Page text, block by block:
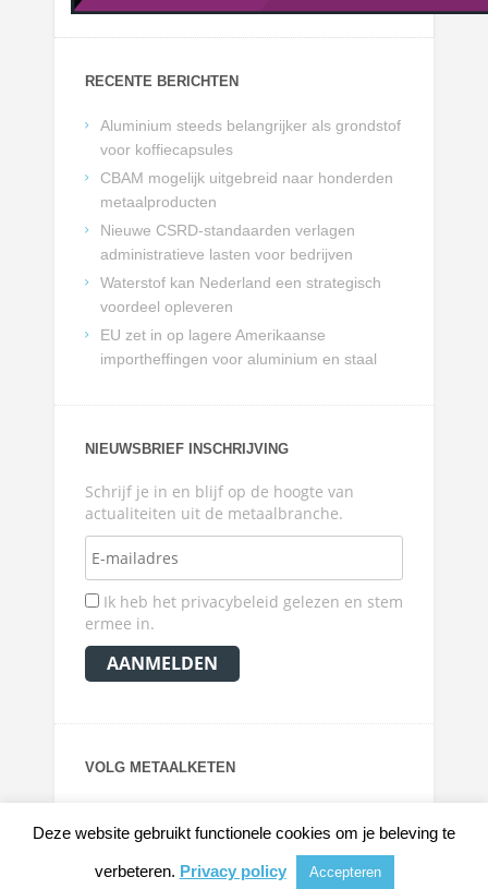
RECENTE BERICHTEN
Aluminium steeds belangrijker als grondstof
voor koffiecapsules
CBAM mogelijk uitgebreid naar honderden
metaalproducten
Nieuwe CSRD-standaarden verlagen
administratieve lasten voor bedrijven
Waterstof kan Nederland een strategisch
voordeel opleveren
EU zet in op lagere Amerikaanse
importheffingen voor aluminium en staal
NIEUWSBRIEF INSCHRIJVING
Schrijf je in en blijf op de hoogte van
actualiteiten uit de metaalbranche.
Ik heb het privacybeleid gelezen en stem
ermee in.
VOLG METAALKETEN
Deze website gebruikt functionele cookies om je beleving te
verbeteren. Privacy policy Accepteren